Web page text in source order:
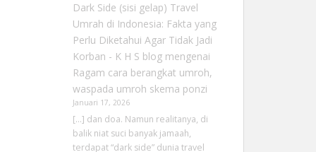
Dark Side (sisi gelap) Travel
Umrah di Indonesia: Fakta yang
Perlu Diketahui Agar Tidak Jadi
Korban - K H S blogmengenai
Ragam cara berangkat umroh,
waspada umroh skema ponzi
Januari 17, 2026
[…] dan doa. Namun realitanya, di
balik niat suci banyak jamaah,
terdapat “dark side” dunia travel